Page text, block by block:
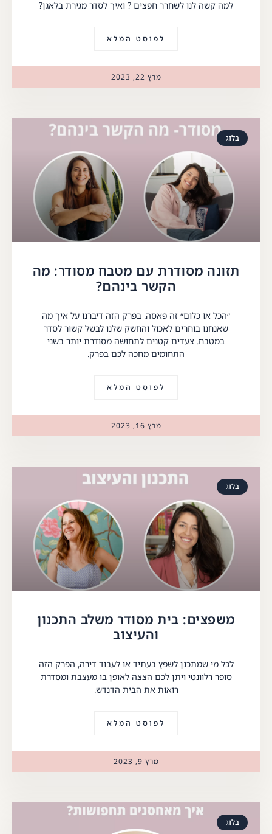
למה קשה לנו לשחרר חפצים ? ואיך לסדר מגירת בלאגן?
לפוסט המלא
מרץ 22, 2023
בלוג
תזונה מסודרת עם מטבח מסודר: מה
הקשר בינהם?
״הכל או כלום״ זה פאסה. בפרק הזה דיברנו על איך מה
שאנחנו בוחרים לאכול והחשק שלנו לבשל קשור לסדר
במטבח. צעדים קטנים לתחושה מסודרת יותר בשני
התחומים מחכה לכם בפרק.
לפוסט המלא
מרץ 16, 2023
בלוג
משפצים: בית מסודר משלב התכנון
והעיצוב
לכל מי שמתכנן לשפץ בעתיד או לעבוד דירה, הפרק הזה
סופר רלוונטי ויתן לכם הצצה לאופן בו מעצבת ומסדרת
רואות את הבית הדנדש.
לפוסט המלא
מרץ 9, 2023
בלוג